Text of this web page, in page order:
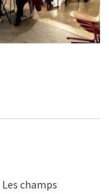
Les champs